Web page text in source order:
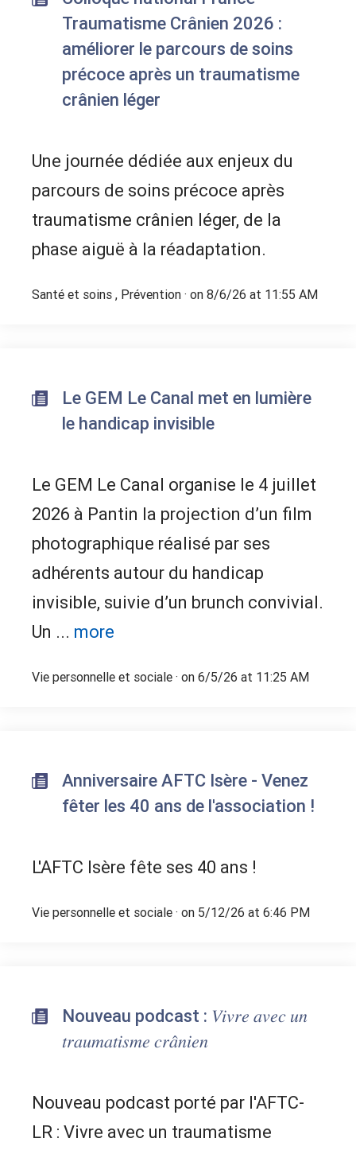
Traumatisme Crânien 2026 :
améliorer le parcours de soins
précoce après un traumatisme
crânien léger
Une journée dédiée aux enjeux du
parcours de soins précoce après
traumatisme crânien léger, de la
phase aiguë à la réadaptation.
Santé et soins , Prévention · on 8/6/26 at 11:55 AM
Le GEM Le Canal met en lumière
le handicap invisible
Le GEM Le Canal organise le 4 juillet
2026 à Pantin la projection d’un film
photographique réalisé par ses
adhérents autour du handicap
invisible, suivie d’un brunch convivial.
Un ... more
Vie personnelle et sociale · on 6/5/26 at 11:25 AM
Anniversaire AFTC Isère - Venez
fêter les 40 ans de l'association !
L'AFTC Isère fête ses 40 ans !
Vie personnelle et sociale · on 5/12/26 at 6:46 PM
Nouveau podcast : 𝑉𝑖𝑣𝑟𝑒 𝑎𝑣𝑒𝑐 𝑢𝑛
𝑡𝑟𝑎𝑢𝑚𝑎𝑡𝑖𝑠𝑚𝑒 𝑐𝑟𝑎̂𝑛𝑖𝑒𝑛
Nouveau podcast porté par l'AFTC-
LR : Vivre avec un traumatisme